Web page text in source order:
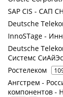
SAP CIS - САП
Deutsche
InnoSTage -
Deutsche
Системс СиАйЭс
Ростелеком
Ангстрем -
компонентов -